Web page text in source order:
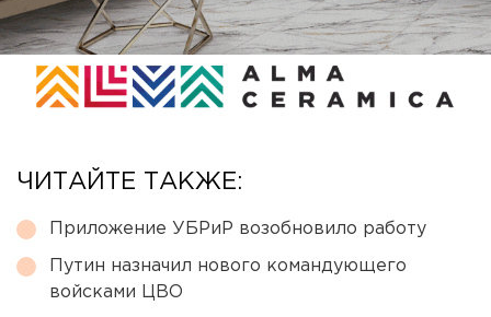
ЧИТАЙТЕ ТАКЖЕ:
Приложение УБРиР возобновило работу
Путин назначил нового командующего
войсками ЦВО